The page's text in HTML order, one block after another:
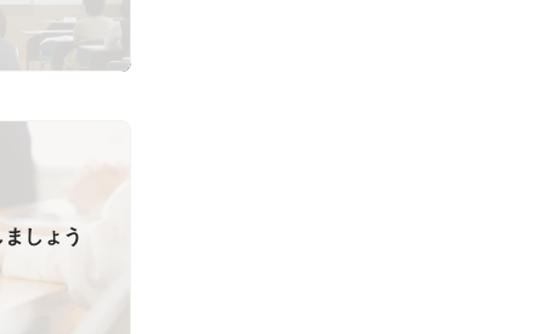
しょう